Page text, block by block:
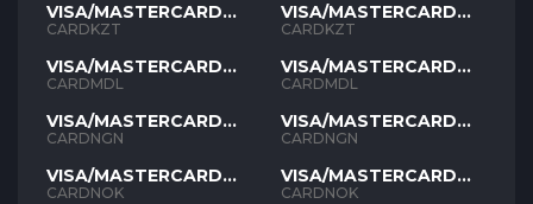
VISA/MASTERCARD
KZT
CARDKZT
VISA/MASTERCARD
MDL
CARDMDL
VISA/MASTERCARD
NGN
CARDNGN
VISA/MASTERCARD
NOK
CARDNOK
VISA/MASTERCARD
KZT
CARDKZT
VISA/MASTERCARD
MDL
CARDMDL
VISA/MASTERCARD
NGN
CARDNGN
VISA/MASTERCARD
NOK
CARDNOK